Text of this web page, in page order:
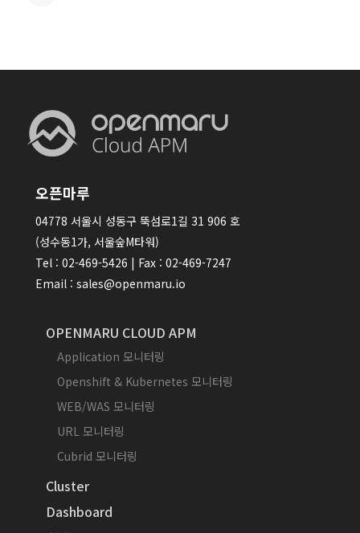
오픈마루
04778 서울시 성동구 뚝섬로1길 31 906 호
(성수동1가, 서울숲M타워)
Tel : 02-469-5426 | Fax : 02-469-7247
Email : sales@openmaru.io
OPENMARU CLOUD APM
Application 모니터링
Openshift & Kubernetes 모니터링
WEB/WAS 모니터링
URL 모니터링
Cubrid 모니터링
Cluster
Dashboard